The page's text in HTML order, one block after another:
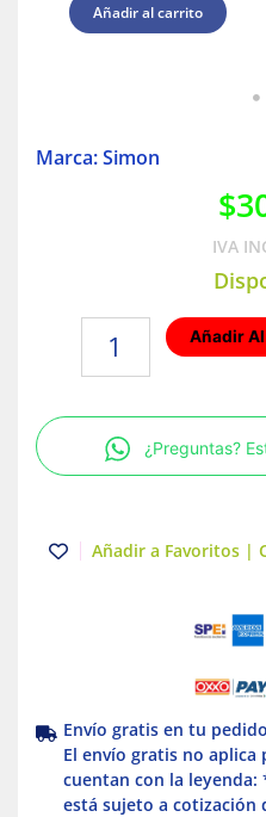
Añadir al carrito
Marca: Simon
$
IVA
Color
rojo
Simon
Añadir
¿Preguntas?
Añadir a Favoritos |
Envío gratis en tu
El envío gratis no
cuentan con la
está sujeto a cotización